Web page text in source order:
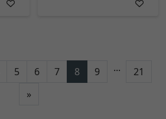
5 6 7 8 9 ...
21
»Verder